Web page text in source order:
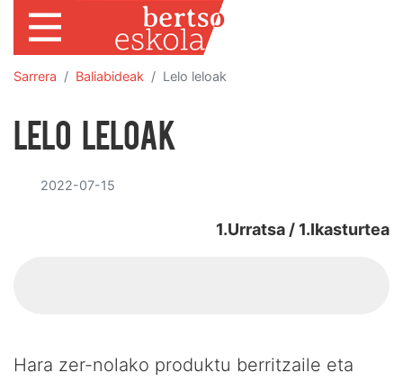
Sarrera Baliabideak Lelo leloak
Lelo leloak
2022-07-15
1.Urratsa / 1.Ikasturtea
Hara zer-nolako produktu berritzaile eta